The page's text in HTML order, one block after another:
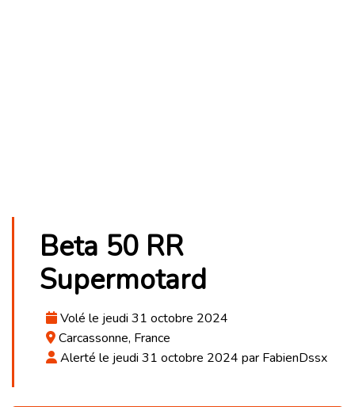
Beta 50 RR
Supermotard
Volé le jeudi 31 octobre 2024
Carcassonne, France
Alerté le jeudi 31 octobre 2024 par FabienDssx